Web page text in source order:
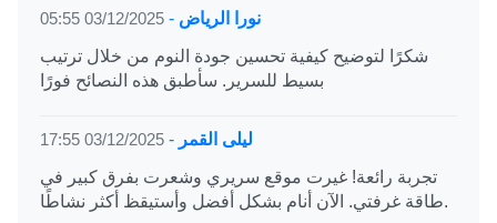
نورا الرياض -
03/12/2025 05:55
شكرًا لتوضيح كيفية تحسين جودة النوم من خلال ترتيب
بسيط للسرير. سأطبق هذه النصائح فورًا
ليلى القمر -
03/12/2025 17:55
تجربة رائعة! غيرت موقع سريري وشعرت بفرق كبير في
طاقة غرفتي. الآن أنام بشكل أفضل وأستيقظ أكثر نشاطًا.